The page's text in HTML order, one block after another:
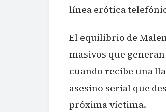
línea erótica
El equilibrio de
masivos que
cuando recibe una
asesino serial que
próxima víctima.